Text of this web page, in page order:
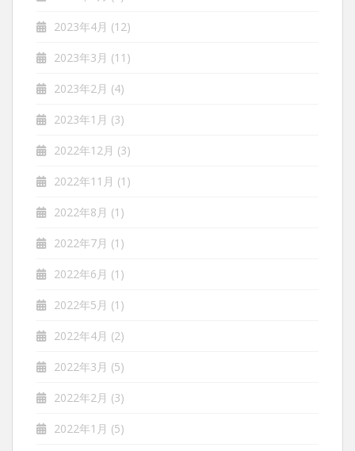
2023年4月 (12)
2023年3月 (11)
2023年2月 (4)
2023年1月 (3)
2022年12月 (3)
2022年11月 (1)
2022年8月 (1)
2022年7月 (1)
2022年6月 (1)
2022年5月 (1)
2022年4月 (2)
2022年3月 (5)
2022年2月 (3)
2022年1月 (5)